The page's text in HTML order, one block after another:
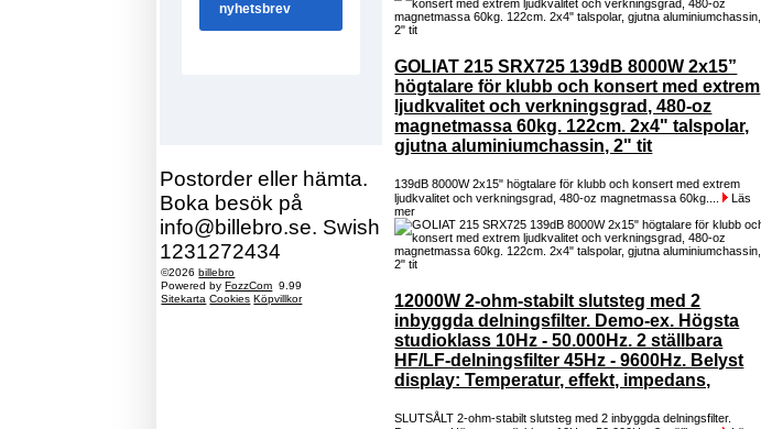
Postorder eller hämta.
Boka besök på
info@billebro.se. Swish
1231272434
©2026billebro
Powered byFozzCom 9.99
Sitekarta Cookies Köpvillkor
GOLIAT 215 SRX725 139dB 8000W 2x15”
högtalare för klubb och konsert med extrem
ljudkvalitet och verkningsgrad, 480-oz
magnetmassa 60kg. 122cm. 2x4" talspolar,
gjutna aluminiumchassin, 2" tit
139dB 8000W 2x15" högtalare för klubb och konsert med extrem
ljudkvalitet och verkningsgrad, 480-oz magnetmassa 60kg....
Läs
mer
12000W 2-ohm-stabilt slutsteg med 2
inbyggda delningsfilter. Demo-ex. Högsta
studioklass 10Hz - 50.000Hz. 2 ställbara
HF/LF-delningsfilter 45Hz - 9600Hz. Belyst
display: Temperatur, effekt, impedans,
SLUTSÅLT 2-ohm-stabilt slutsteg med 2 inbyggda delningsfilter.